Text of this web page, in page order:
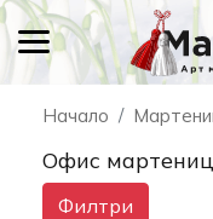
Начало
Офис
Филтри